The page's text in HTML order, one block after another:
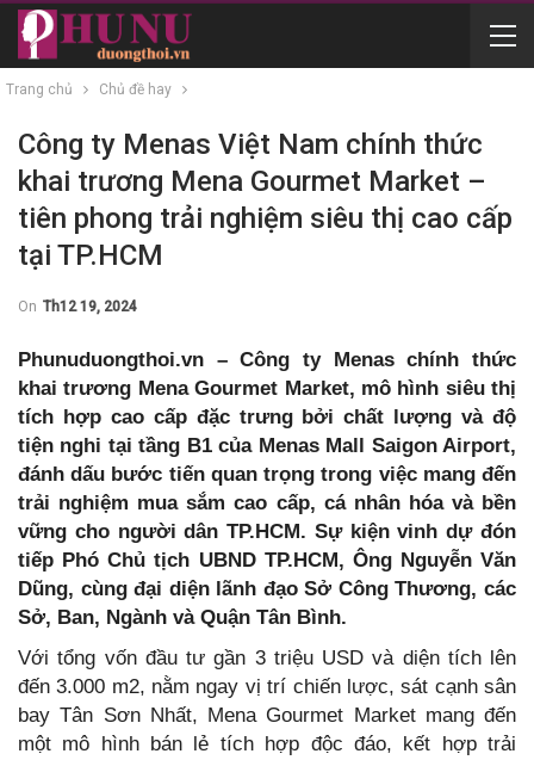
Trang chủ Chủ đề hay
Công ty Menas Việt Nam chính thức
khai trương Mena Gourmet Market –
tiên phong trải nghiệm siêu thị cao cấp
tại TP.HCM
On Th12 19, 2024
Phunuduongthoi.vn – Công ty Menas chính thức
khai trương Mena Gourmet Market, mô hình siêu thị
tích hợp cao cấp đặc trưng bởi chất lượng và độ
tiện nghi tại tầng B1 của Menas Mall Saigon Airport,
đánh dấu bước tiến quan trọng trong việc mang đến
trải nghiệm mua sắm cao cấp, cá nhân hóa và bền
vững cho người dân TP.HCM. Sự kiện vinh dự đón
tiếp Phó Chủ tịch UBND TP.HCM, Ông Nguyễn Văn
Dũng, cùng đại diện lãnh đạo Sở Công Thương, các
Sở, Ban, Ngành và Quận Tân Bình.
Với tổng vốn đầu tư gần 3 triệu USD và diện tích lên
đến 3.000 m2, nằm ngay vị trí chiến lược, sát cạnh sân
bay Tân Sơn Nhất, Mena Gourmet Market mang đến
một mô hình bán lẻ tích hợp độc đáo, kết hợp trải